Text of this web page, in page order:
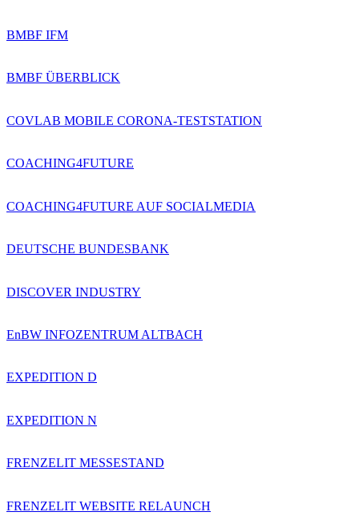
BMBF IFM
BMBF ÜBERBLICK
COVLAB MOBILE CORONA-TESTSTATION
COACHING4FUTURE
COACHING4FUTURE AUF SOCIALMEDIA
DEUTSCHE BUNDESBANK
DISCOVER INDUSTRY
EnBW INFOZENTRUM ALTBACH
EXPEDITION D
EXPEDITION N
FRENZELIT MESSESTAND
FRENZELIT WEBSITE RELAUNCH